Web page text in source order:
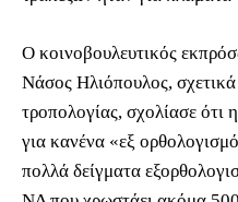
Ο κοινοβουλευτικός
Νάσος Ηλιόπουλος, σχετικά
τροπολογίας, σχολίασε ότι
για κανένα «εξ
πολλά δείγματα